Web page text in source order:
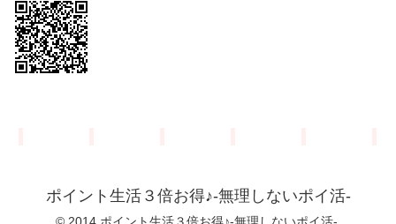
ポイント生活３倍お得♪-無理しないポイ活-